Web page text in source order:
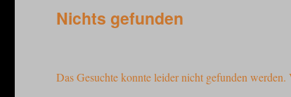
Nichts gefunden
Das Gesuchte konnte leider nicht gefunden